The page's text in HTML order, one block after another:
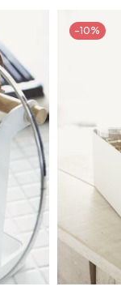
-10%